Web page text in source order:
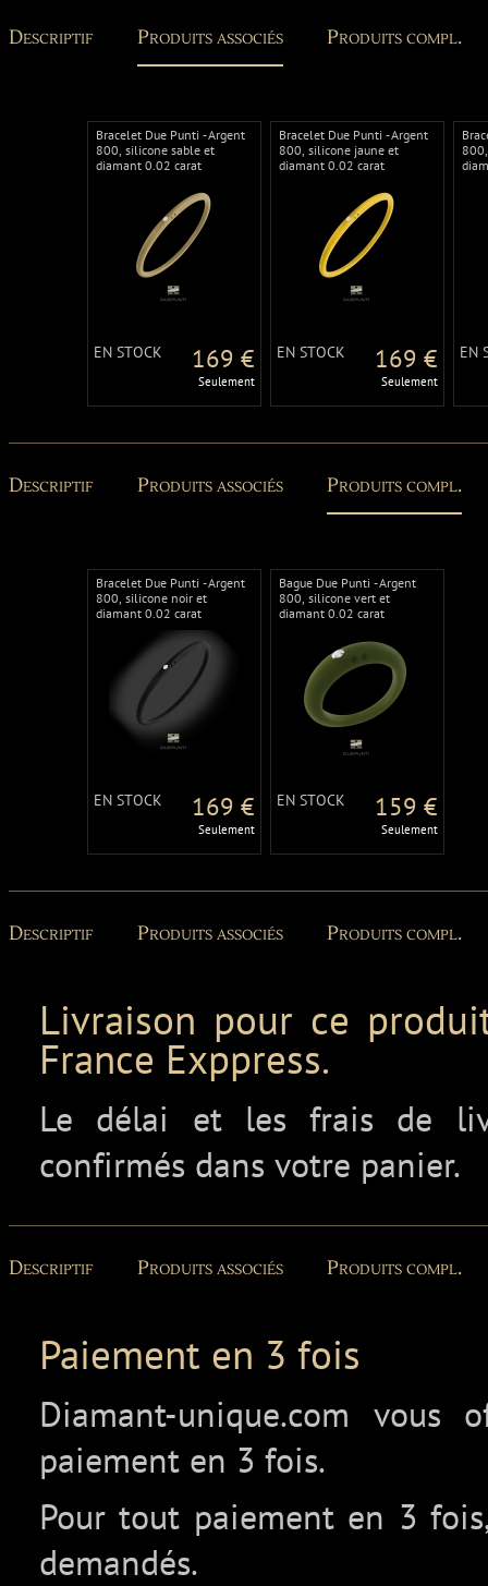
Descriptif Produits associés Produits compl.
Bracelet Due Punti - Argent
800, silicone sable et
diamant 0.02 carat
EN STOCK 169 €
Seulement
Bracelet Due Punti - Argent
800, silicone jaune et
diamant 0.02 carat
EN STOCK 169 €
Seulement
EN
Descriptif Produits associés Produits compl.
Bracelet Due Punti - Argent
800, silicone noir et
diamant 0.02 carat
EN STOCK 169 €
Seulement
Bague Due Punti - Argent
800, silicone vert et
diamant 0.02 carat
EN STOCK 159 €
Seulement
Descriptif Produits associés Produits compl.
Livraison pour ce
France Exppress.
Le délai et les frais de
confirmés dans votre panier.
Descriptif Produits associés Produits compl.
Paiement en 3 fois
Diamant-unique.com vous
paiement en 3 fois.
Pour tout paiement en 3
demandés.